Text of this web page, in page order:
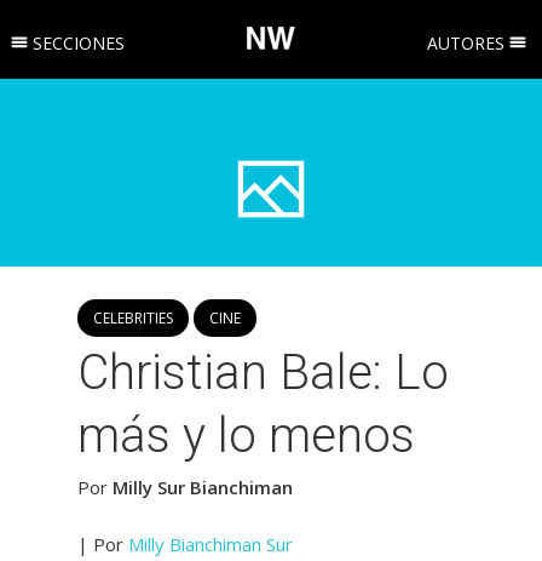
SECCIONES AUTORES
CELEBRITIES CINE
Christian Bale: Lo
más y lo menos
Por Milly Sur Bianchiman
| Por Milly Bianchiman Sur